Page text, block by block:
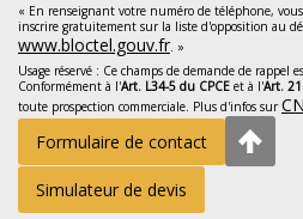
« En renseignant votre numéro de téléphone,
inscrire gratuitement sur la liste d'opposition au
www.bloctel.gouv.fr. »
Usage réservé : Ce champs de demande de rappel
Conformément à l'Art. L34-5 du CPCE et à l'Art.
toute prospection commerciale. Plus d'infos sur
Formulaire de contact
Simulateur de devis